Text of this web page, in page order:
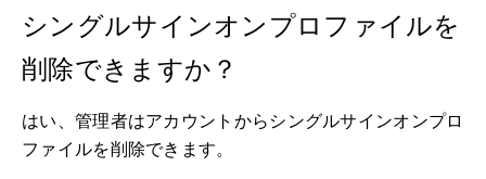
シングルサインオンプロファイルを
削除できますか？
はい、管理者はアカウントからシングルサインオンプロ
ファイルを削除できます。